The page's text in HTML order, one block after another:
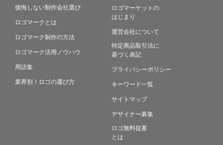
後悔しない制作会社選び
ロゴマークとは
ロゴマーク制作の方法
ロゴマーク活用ノウハウ
用語集
業界別！ロゴの選び方
ロゴマーケットの
はじまり
運営会社について
特定商品取引法に
基づく表記
プライバシーポリシー
キーワード一覧
サイトマップ
デザイナー募集
ロゴ無料提案
とは